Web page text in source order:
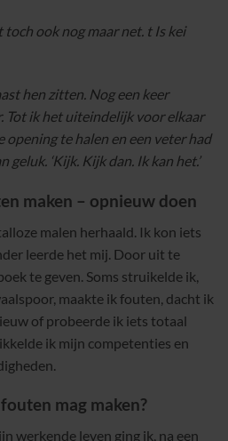
toch ook nog maar net. t Is kei
hen zitten. Nog een keer
Tot ik het uiteindelijk voor elkaar
opening te halen en een veter had
‘Kijk. Kijk dan. Ik kan het.’
maken – opnieuw doen
malen herhaald. Ik kon iets
leerde het mij. Door uit te
te geven. Soms struikelde ik,
maakte ik fouten, dacht ik
of probeerde ik iets totaal
ik mijn competenties en
mag maken?
werkende leven ging ik, na een